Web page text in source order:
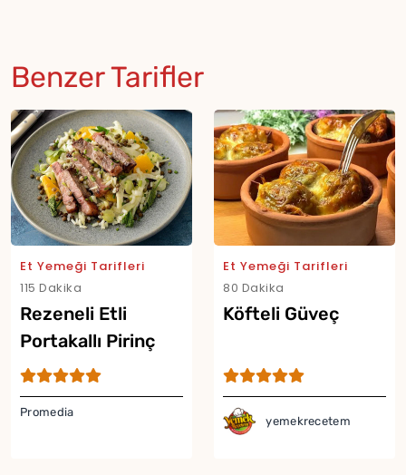
Benzer Tarifler
Et Yemeği Tarifleri
115 Dakika
Rezeneli Etli
Portakallı Pirinç
Salatası
Promedia
Et Yemeği Tarifleri
80 Dakika
Köfteli Güveç
yemekrecetem